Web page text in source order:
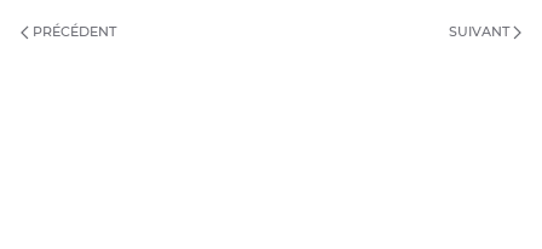
PRÉCÉDENT SUIVANT